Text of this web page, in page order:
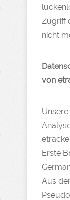
Zugriff
nicht
von
Erste
Aus